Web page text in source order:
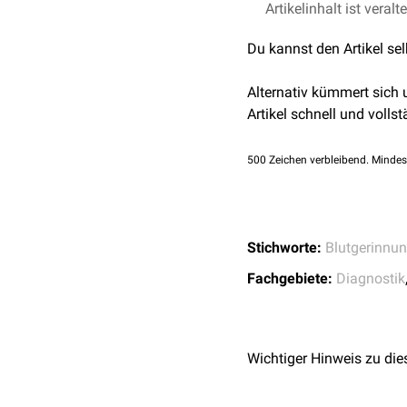
Quick-Wert(
Mit diesen Parametern
Außerdem erfassen die
gesteigerte
Erythropoese
Retikulozytenzahl
Gerinnungsstörungen
Übersicht
Eine Übersicht über die
Artikelinhalt ist
Du kannst den Artikel
Alternativ kümmert sich
Artikel schnell und
500 Zeichen verbleibend.
Stichworte:
Fachgebiete: Diagnostik,
Wichtiger Hinweis zu